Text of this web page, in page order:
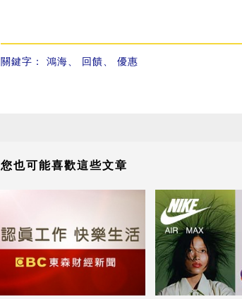
關鍵字： 鴻海 回饋 優惠
您也可能喜歡這些文章